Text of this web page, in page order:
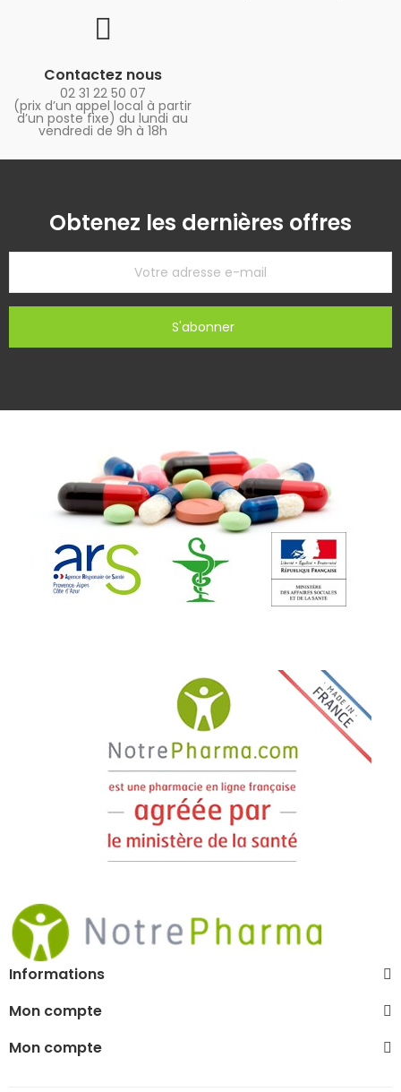
Contactez nous
02 31 22 50 07
(prix d’un appel local à partir
d’un poste fixe) du lundi au
vendredi de 9h à 18h
Obtenez les dernières offres
S'abonner
Informations
Mon compte
Mon compte